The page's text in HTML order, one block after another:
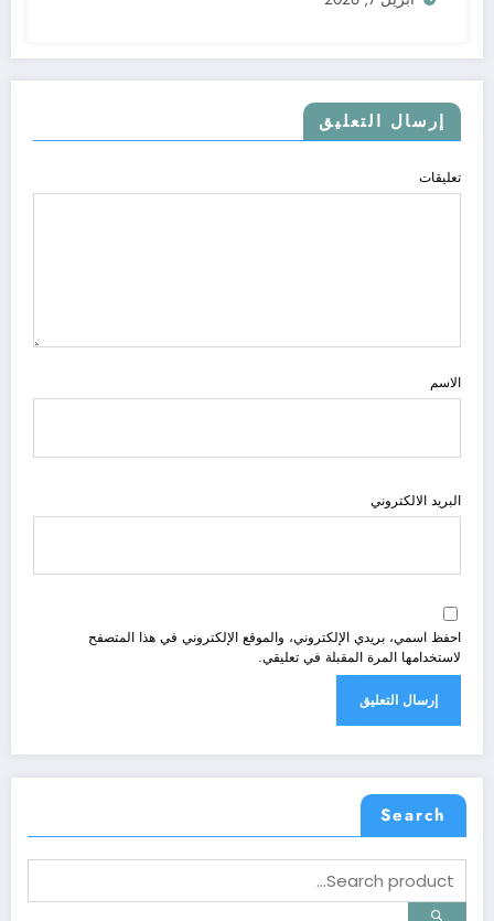
إرسال التعليق
تعليقات
الاسم
البريد الالكتروني
احفظ اسمي، بريدي الإلكتروني، والموقع الإلكتروني في هذا المتصفح
لاستخدامها المرة المقبلة في تعليقي.
Search